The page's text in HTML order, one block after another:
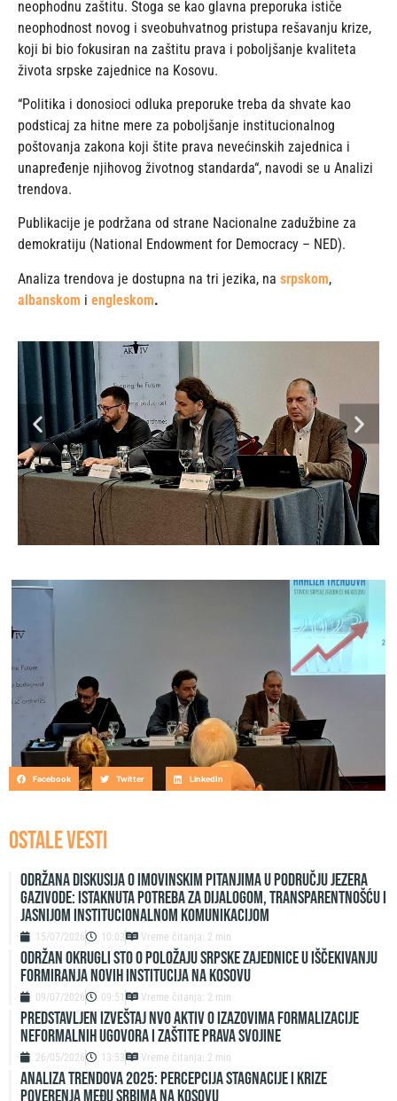
neophodnu zaštitu. Stoga se kao glavna preporuka ističe
neophodnost novog i sveobuhvatnog pristupa rešavanju krize,
koji bi bio fokusiran na zaštitu prava i poboljšanje kvaliteta
života srpske zajednice na Kosovu.
“Politika i donosioci odluka preporuke treba da shvate kao
podsticaj za hitne mere za poboljšanje institucionalnog
poštovanja zakona koji štite prava nevećinskih zajednica i
unapređenje njihovog životnog standarda“, navodi se u Analizi
trendova.
Publikacije je podržana od strane Nacionalne zadužbine za
demokratiju (National Endowment for Democracy – NED).
Analiza trendova je dostupna na tri jezika, na srpskom,
albanskom i engleskom.
Facebook Twitter LinkedIn
OSTALE VESTI
Održana diskusija o imovinskim pitanjima u području jezera
Gazivode: Istaknuta potreba za dijalogom, transparentnošću i
jasnijom institucionalnom komunikacijom
15/07/2026 10:03 Vreme čitanja: 2 min
ODRŽAN OKRUGLI STO O POLOŽAJU SRPSKE ZAJEDNICE U IŠČEKIVANJU
FORMIRANJA NOVIH INSTITUCIJA NA KOSOVU
09/07/2026 09:51 Vreme čitanja: 2 min
Predstavljen izveštaj NVO Aktiv o izazovima formalizacije
neformalnih ugovora i zaštite prava svojine
26/05/2026 13:53 Vreme čitanja: 2 min
ANALIZA TRENDOVA 2025: PERCEPCIJA STAGNACIJE I KRIZE
POVERENJA MEĐU SRBIMA NA KOSOVU